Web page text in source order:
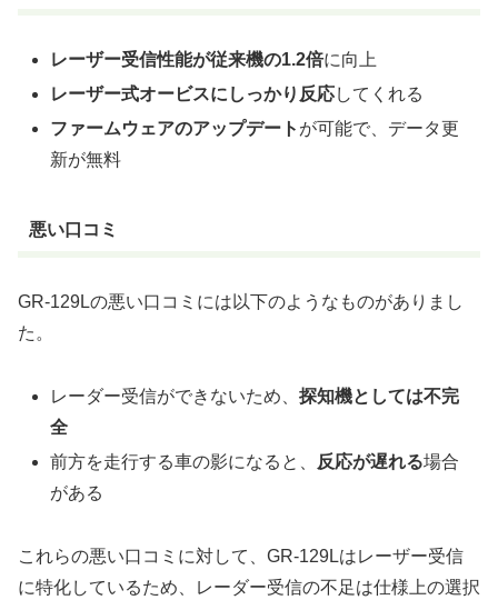
レーザー受信性能が従来機の1.2倍に向上
レーザー式オービスにしっかり反応してくれる
ファームウェアのアップデート が可能で、データ更
新が無料
悪い口コミ
GR-129Lの悪い口コミには以下のようなものがありまし
た。
レーダー受信ができないため、探知機としては不完
全
前方を走行する車の影になると、
反応が遅れる場合
がある
これらの悪い口コミに対して、GR-129Lはレーザー受信
に特化しているため、レーダー受信の不足は仕様上の選択